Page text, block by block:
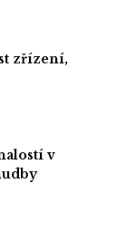
zřízení,
v